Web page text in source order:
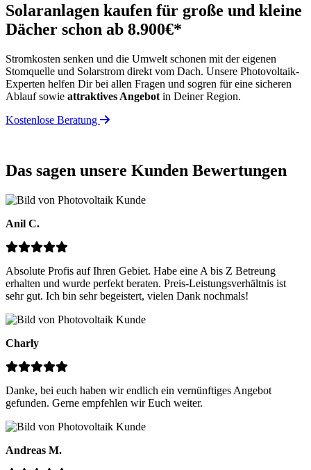
Solaranlagen kaufen für große und kleine
Dächer schon ab 8.900€*
Stromkosten senken und die Umwelt schonen mit der eigenen
Stomquelle und Solarstrom direkt vom Dach. Unsere Photovoltaik-
Experten helfen Dir bei allen Fragen und sogren für eine sicheren
Ablauf sowie attraktives Angebot in Deiner Region.
Kostenlose Beratung
Das sagen unsere Kunden Bewertungen
Anil C.
Absolute Profis auf Ihren Gebiet. Habe eine A bis Z Betreung
erhalten und wurde perfekt beraten. Preis-Leistungsverhältnis ist
sehr gut. Ich bin sehr begeistert, vielen Dank nochmals!
Charly
Danke, bei euch haben wir endlich ein vernünftiges Angebot
gefunden. Gerne empfehlen wir Euch weiter.
Andreas M.